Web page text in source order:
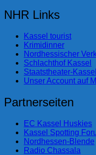
NHR Links
Kassel tourist
Krimidinner
Nordhessischer
Schlachthof Kassel
Staatstheater-Kassel
Unser Account auf
Partnerseiten
EC Kassel Huskies
Kassel Spotting
Nordhessen-Blende
Radio Chassala